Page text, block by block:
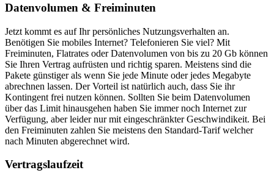
Datenvolumen & Freiminuten
Jetzt kommt es auf Ihr persönliches Nutzungsverhalten an.
Benötigen Sie mobiles Internet? Telefonieren Sie viel? Mit
Freiminuten, Flatrates oder Datenvolumen von bis zu 20 Gb können
Sie Ihren Vertrag aufrüsten und richtig sparen. Meistens sind die
Pakete günstiger als wenn Sie jede Minute oder jedes Megabyte
abrechnen lassen. Der Vorteil ist natürlich auch, dass Sie ihr
Kontingent frei nutzen können. Sollten Sie beim Datenvolumen
über das Limit hinausgehen haben Sie immer noch Internet zur
Verfügung, aber leider nur mit eingeschränkter Geschwindikeit. Bei
den Freiminuten zahlen Sie meistens den Standard-Tarif welcher
nach Minuten abgerechnet wird.
Vertragslaufzeit